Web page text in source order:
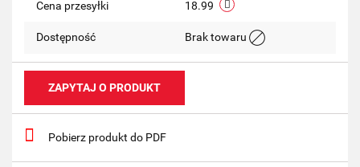
Cena przesyłki 18.99
Dostępność Brak towaru
ZAPYTAJ O PRODUKT
Pobierz produkt do PDF